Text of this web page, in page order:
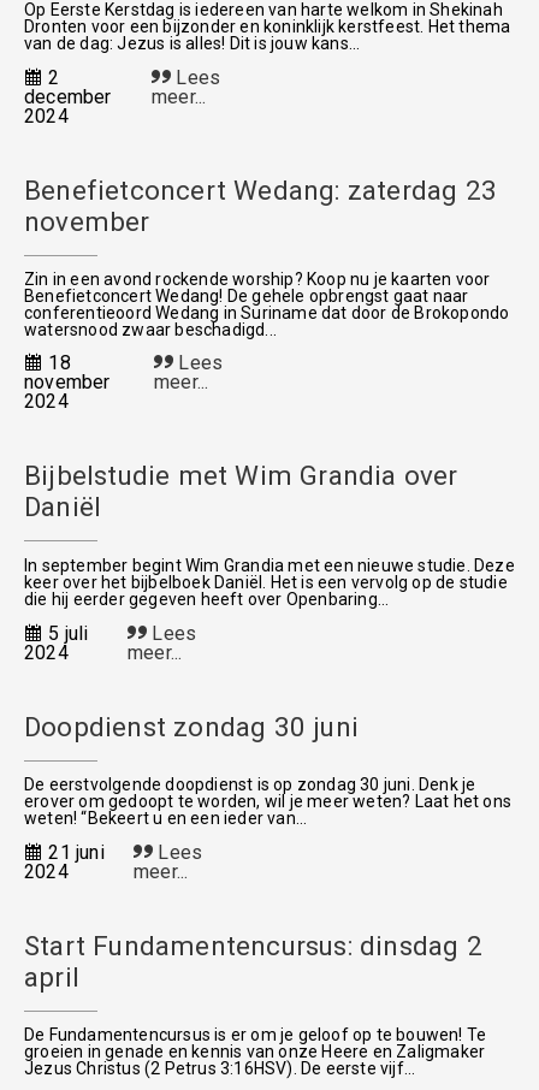
Op Eerste Kerstdag is iedereen van harte welkom in Shekinah
Dronten voor een bijzonder en koninklijk kerstfeest. Het thema
van de dag: Jezus is alles! Dit is jouw kans...
2
december
2024
Lees
meer...
Benefietconcert Wedang: zaterdag 23
november
Zin in een avond rockende worship? Koop nu je kaarten voor
Benefietconcert Wedang! De gehele opbrengst gaat naar
conferentieoord Wedang in Suriname dat door de Brokopondo
watersnood zwaar beschadigd...
18
november
2024
Lees
meer...
Bijbelstudie met Wim Grandia over
Daniël
In september begint Wim Grandia met een nieuwe studie. Deze
keer over het bijbelboek Daniël. Het is een vervolg op de studie
die hij eerder gegeven heeft over Openbaring...
5 juli
2024
Lees
meer...
Doopdienst zondag 30 juni
De eerstvolgende doopdienst is op zondag 30 juni. Denk je
erover om gedoopt te worden, wil je meer weten? Laat het ons
weten! “Bekeert u en een ieder van...
21 juni
2024
Lees
meer...
Start Fundamentencursus: dinsdag 2
april
De Fundamentencursus is er om je geloof op te bouwen! Te
groeien in genade en kennis van onze Heere en Zaligmaker
Jezus Christus (2 Petrus 3:16HSV). De eerste vijf...